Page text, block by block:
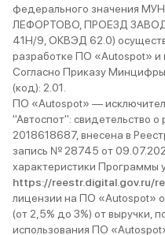
федерального значения
ЛЕФОРТОВО, ПРОЕЗД
41Н/9, ОКВЭД 62.0)
разработке ПО «Autospot» и
Согласно Приказу
(код): 2.01.
ПО «Autospot» —
"Автоспот": свидетельство
2018618687, внесена в
запись № 28745 от
характеристики Программы
https://reestr.digital.gov.ru/
лицензии на ПО «Autospot»
(от 2,5% до 3%) от выручки,
использования ПО